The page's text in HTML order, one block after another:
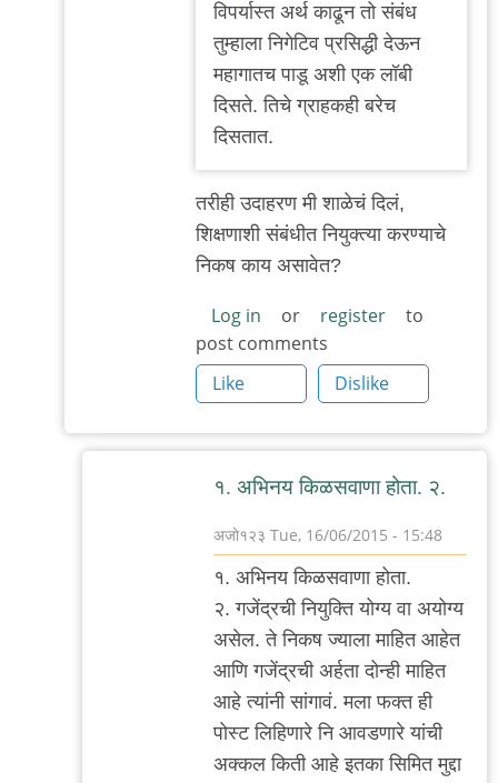
विपर्यास्त अर्थ काढून तो संबंध
तुम्हाला निगेटिव प्रसिद्धी देऊन
महागातच पाडू अशी एक लॉबी
दिसते. तिचे ग्राहकही बरेच
दिसतात.
तरीही उदाहरण मी शाळेचं दिलं,
शिक्षणाशी संबंधीत नियुक्त्या करण्याचे
निकष काय असावेत?
Log in or register
to
post comments
Like
Dislike
१. अभिनय किळसवाणा होता. २.
अजो१२३ Tue, 16/06/2015 - 15:48
reply
निकष
by
मी
१. अभिनय किळसवाणा होता.
२. गजेंद्रची नियुक्ति योग्य वा अयोग्य
असेल. ते निकष ज्याला माहित आहेत
आणि गजेंद्रची अर्हता दोन्ही माहित
आहे त्यांनी सांगावं. मला फक्त ही
पोस्ट लिहिणारे नि आवडणारे यांची
अक्कल किती आहे इतका सिमित मुद्दा